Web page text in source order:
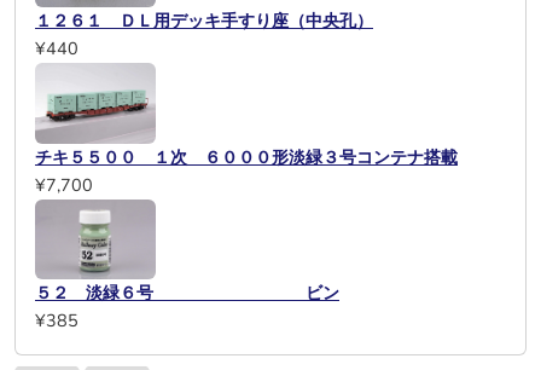
１２６１ ＤＬ用デッキ手すり座（中央孔）
¥440
チキ５５００ １次 ６０００形淡緑３号コンテナ搭載
¥7,700
５２ 淡緑６号 ビン
¥385